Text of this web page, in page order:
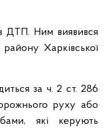
ДТП. Ним виявився
Харківської
за ч. 2 ст. 286
руху або
які керують